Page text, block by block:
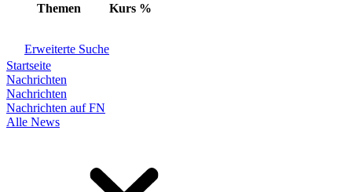
Themen Kurs %
Erweiterte Suche
Startseite
Nachrichten
Nachrichten
Nachrichten auf FN
Alle News